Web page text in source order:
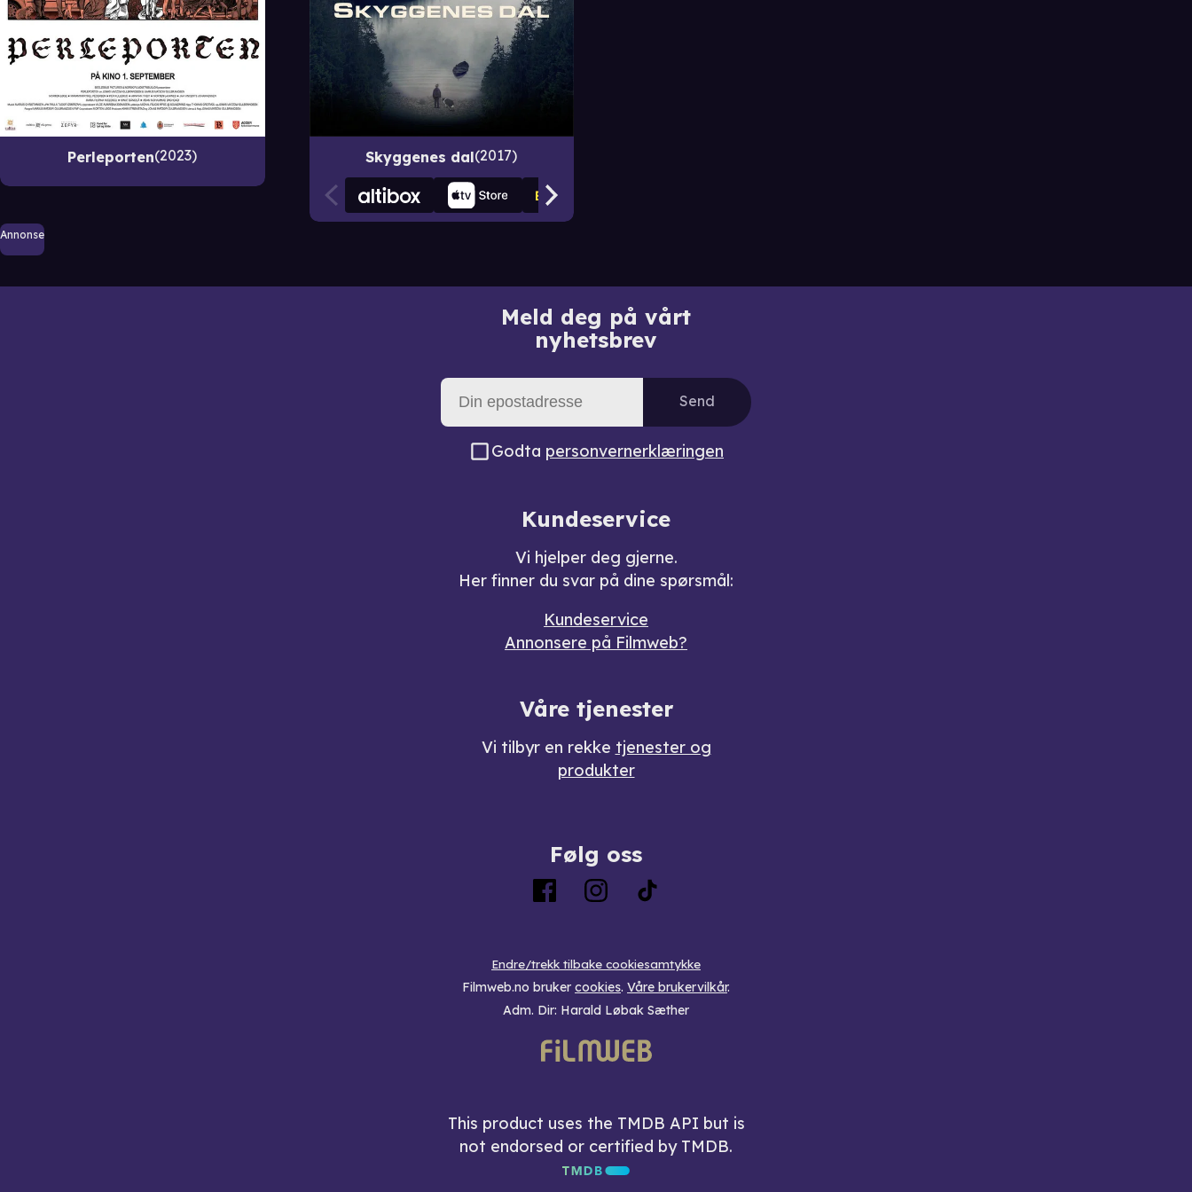
Perleporten 2023 Skyggenes dal 2017
Annonse
Meld deg på vårt
nyhetsbrev
Send
Godta personvernerklæringen
Kundeservice
Vi hjelper deg gjerne.
Her finner du svar på dine spørsmål:
Kundeservice
Annonsere på Filmweb?
Våre tjenester
Vi tilbyr en rekke tjenester og
produkter
Følg oss
Endre/trekk tilbake cookiesamtykke
Filmweb.no bruker cookies. Våre brukervilkår.
Adm. Dir: Harald Løbak Sæther
This product uses the TMDB API but is
not endorsed or certified by TMDB.